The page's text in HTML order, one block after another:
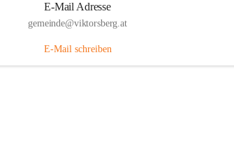
E-Mail Adresse
gemeinde@viktorsberg.at
E-Mail schreiben